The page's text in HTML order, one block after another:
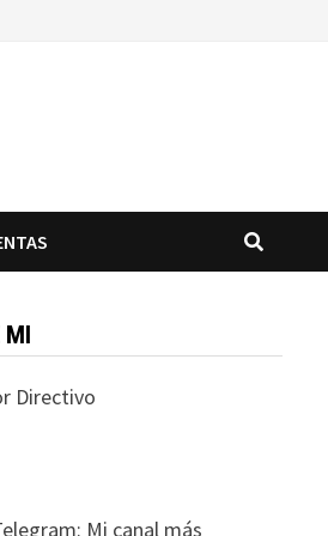
MI
Directivo
Mi canal más